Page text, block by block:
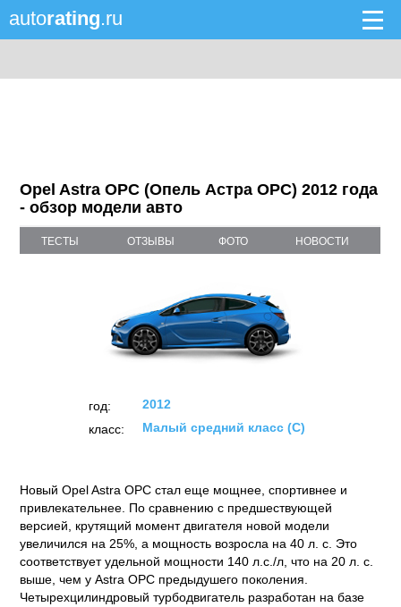
autorating.ru
Opel Astra OPC (Опель Астра OPC) 2012 года
- обзор модели авто
ТЕСТЫ ОТЗЫВЫ ФОТО НОВОСТИ
год:
2012
класс:
Малый средний класс (C)
Новый Opel Astra OPC стал еще мощнее, спортивнее и
привлекательнее. По сравнению с предшествующей
версией, крутящий момент двигателя новой модели
увеличился на 25%, а мощность возросла на 40 л. с. Это
соответствует удельной мощности 140 л.с./л, что на 20 л. с.
выше, чем у Astra OPC предыдушего поколения.
Четырехцилиндровый турбодвигатель разработан на базе